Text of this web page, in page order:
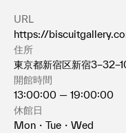
URL
https://
住所
東京都新宿区新宿
開館時間
13:00:00 — 19:00:00
休館日
Mon・Tue・Wed